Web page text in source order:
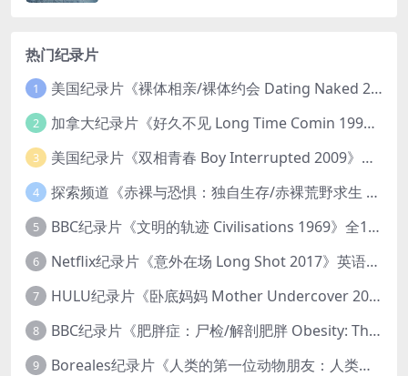
热门纪录片
1 美国纪录片《裸体相亲/裸体约会 Dating Naked 2014-2016》第1-3季全33集 英语中英双字 无水印纯净版 1080P/MKV/85.6G 裸体相亲真人秀
2 加拿大纪录片《好久不见 Long Time Comin 1993》英语中英双字 官方纯净版 1080P/MKV/1G 女同性艺术家
3 美国纪录片《双相青春 Boy Interrupted 2009》英语中英双字 官方纯净版 1080P/MKV/1.43G 青少年躁郁症
4 探索频道《赤裸与恐惧：独自生存/赤裸荒野求生 Naked and Afraid: Solo 2023》第一季全8集 英语中英双字 官方纯净版 高码1080P/MKV/45.4G
5 BBC纪录片《文明的轨迹 Civilisations 1969》全13集 英语中英双字 高清收藏版 1080P/MKV/64.1G 西方艺术史话
6 Netflix纪录片《意外在场 Long Shot 2017》英语中字 720P/NKV/1.06GB 美国谋杀误判案件
7 HULU纪录片《卧底妈妈 Mother Undercover 2023》全4集 英语中英双字 官方纯净版 1080P/MKV/7.6G 拯救孩子
8 BBC纪录片《肥胖症：尸检/解剖肥胖 Obesity: The Post Mortem 2016》英语中英双字 无水印纯净版 1080P/MKV/1.03G
9 Boreales纪录片《人类的第一位动物朋友：人类和狗的神奇故事 Man’s First Friend 2018》英语中英双字 1080P/MP4/1.8G 狗的神奇故事